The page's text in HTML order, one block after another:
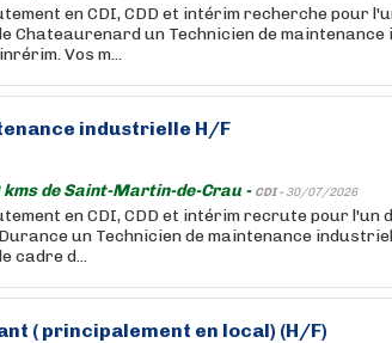
en CDI, CDD et intérim recherche pour
Chateaurenard un Technicien de
Vos m...
industrielle H/F
de Saint-Martin-de-Crau - CDI - 30/07/2026
en CDI, CDD et intérim recrute pour l'un
un Technicien de maintenance
cadre d...
( principalement en local) (H/F)